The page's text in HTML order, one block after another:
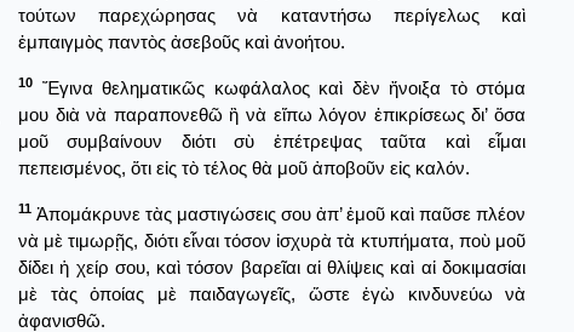
τούτων παρεχώρησας νὰ καταντήσω περίγελως καὶ
ἐμπαιγμὸς παντὸς ἀσεβοῦς καὶ ἀνοήτου.
10
Ἔγινα θεληματικῶς κωφάλαλος καὶ δὲν ἤνοιξα τὸ στόμα
μου διὰ νὰ παραπονεθῶ ἢ νὰ εἴπω λόγον ἐπικρίσεως δι’ ὅσα
μοῦ συμβαίνουν διότι σὺ ἐπέτρεψας ταῦτα καὶ εἶμαι
πεπεισμένος, ὅτι εἰς τὸ τέλος θὰ μοῦ ἀποβοῦν εἰς καλόν.
11 Ἀπομάκρυνε τὰς μαστιγώσεις σου ἀπ’ ἐμοῦ καὶ παῦσε πλέον
νὰ μὲ τιμωρῇς, διότι εἶναι τόσον ἰσχυρὰ τὰ κτυπήματα, ποὺ μοῦ
δίδει ἡ χείρ σου, καὶ τόσον βαρεῖαι αἱ θλίψεις καὶ αἱ δοκιμασίαι
μὲ τὰς ὁποίας μὲ παιδαγωγεῖς, ὥστε ἐγὼ κινδυνεύω νὰ
ἀφανισθῶ.